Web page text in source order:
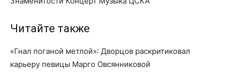
Читайте также
«Гнал поганой метлой»: Дворцов раскритиковал
карьеру певицы Марго Овсянниковой